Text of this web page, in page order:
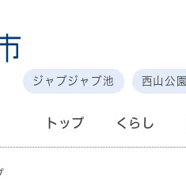
ジャブジャブ池 西山公園
トップ くらし